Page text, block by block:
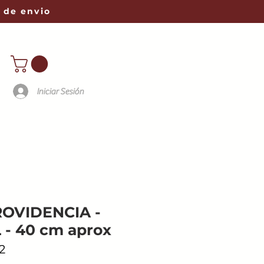
de envio
Iniciar Sesión
-
- 40 cm aprox